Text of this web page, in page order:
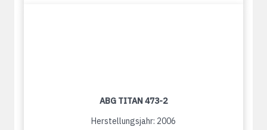
ABG TITAN 473-2
Herstellungsjahr: 2006